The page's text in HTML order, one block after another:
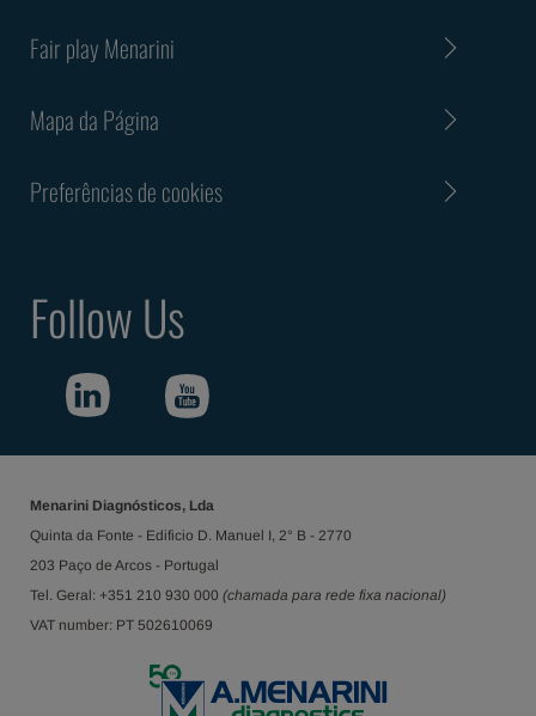
Fair play Menarini
Mapa da Página
Preferências de cookies
Follow Us
Menarini Diagnósticos, Lda
Quinta da Fonte - Edificio D. Manuel I, 2° B - 2770
203 Paço de Arcos - Portugal
Tel. Geral: +351 210 930 000 (chamada para rede fixa nacional)
VAT number: PT 502610069